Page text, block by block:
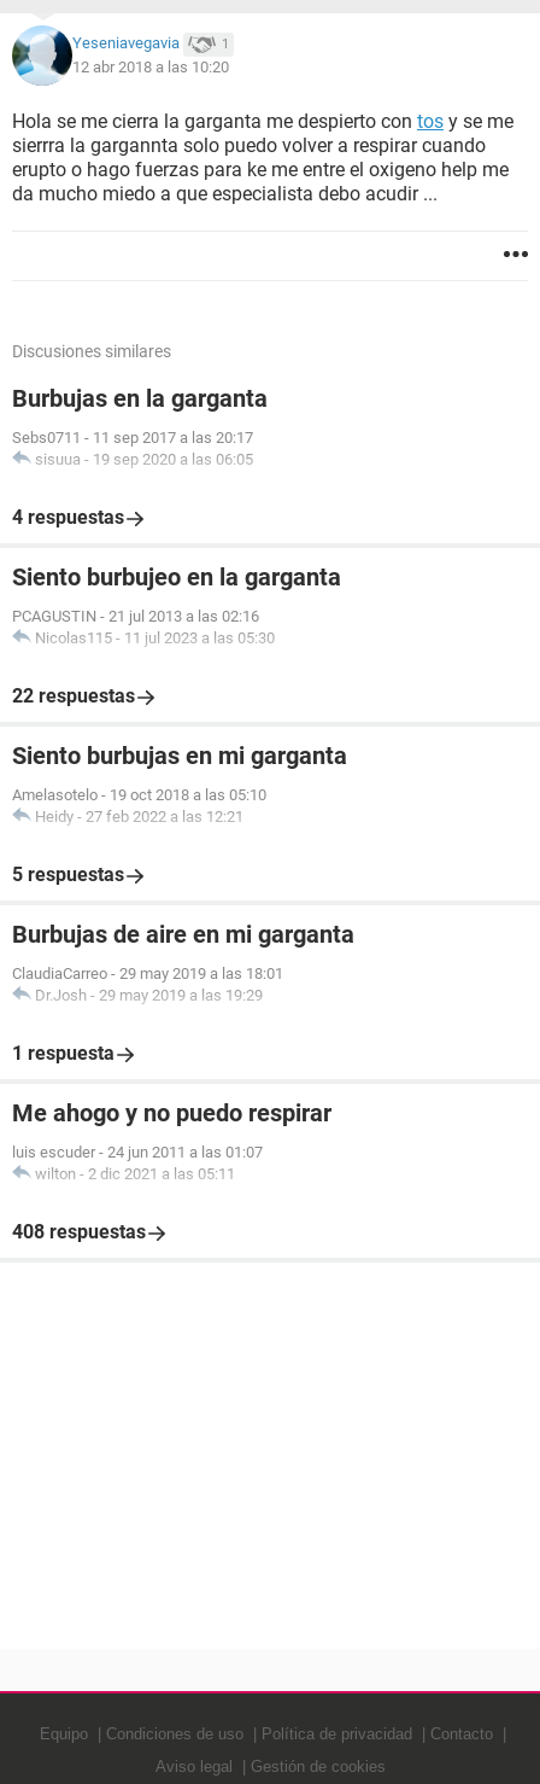
Yeseniavegavia 1
12 abr 2018 a las 10:20
Hola se me cierra la garganta me despierto con tos y se me
sierrra la gargannta solo puedo volver a respirar cuando
erupto o hago fuerzas para ke me entre el oxigeno help me
da mucho miedo a que especialista debo acudir ...
Discusiones similares
Burbujas en la garganta
Sebs0711 - 11 sep 2017 a las 20:17
sisuua - 19 sep 2020 a las 06:05
4 respuestas
Siento burbujeo en la garganta
PCAGUSTIN - 21 jul 2013 a las 02:16
Nicolas115 - 11 jul 2023 a las 05:30
22 respuestas
Siento burbujas en mi garganta
Amelasotelo - 19 oct 2018 a las 05:10
Heidy - 27 feb 2022 a las 12:21
5 respuestas
Burbujas de aire en mi garganta
ClaudiaCarreo - 29 may 2019 a las 18:01
Dr.Josh - 29 may 2019 a las 19:29
1 respuesta
Me ahogo y no puedo respirar
luis escuder - 24 jun 2011 a las 01:07
wilton - 2 dic 2021 a las 05:11
408 respuestas
Equipo Condiciones de uso Política de privacidad
Contacto
Aviso legal
Gestión de cookies